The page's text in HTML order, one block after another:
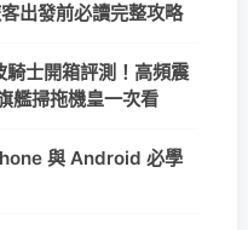
出發前必讀完整攻略
士開箱評測！高頻震
艦掃拖機皇一次看
與 Android 必學